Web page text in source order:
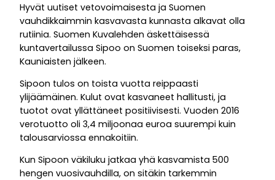
Hyvät uutiset vetovoimaisesta ja Suomen
vauhdikkaimmin kasvavasta kunnasta alkavat olla
rutiinia. Suomen Kuvalehden äskettäisessä
kuntavertailussa Sipoo on Suomen toiseksi paras,
Kauniaisten jälkeen.
Sipoon tulos on toista vuotta reippaasti
ylijäämäinen. Kulut ovat kasvaneet hallitusti, ja
tuotot ovat yllättäneet positiivisesti. Vuoden 2016
verotuotto oli 3,4 miljoonaa euroa suurempi kuin
talousarviossa ennakoitiin.
Kun Sipoon väkiluku jatkaa yhä kasvamista 500
hengen vuosivauhdilla, on sitäkin tarkemmin